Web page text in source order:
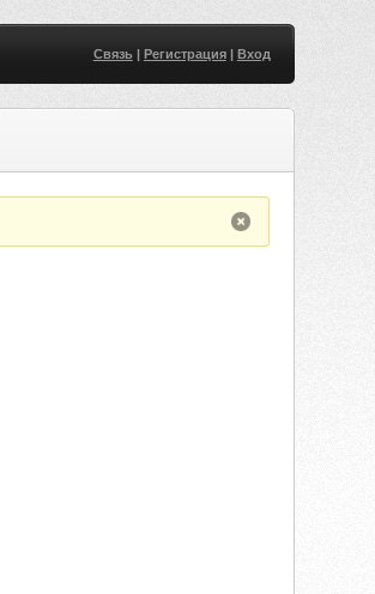
Связь| Регистрация| Вход